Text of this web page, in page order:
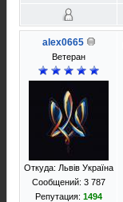
alex0665
Ветеран
Откуда: Львів Україна
Сообщений: 3 787
Репутация: 1494